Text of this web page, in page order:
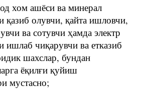
хом ашёси ва минерал
қазиб олувчи, қайта ишловчи,
ва сотувчи ҳамда электр
ишлаб чиқарувчи ва етказиб
шахслар, бундан
ёқилғи қуйиш
мустасно;